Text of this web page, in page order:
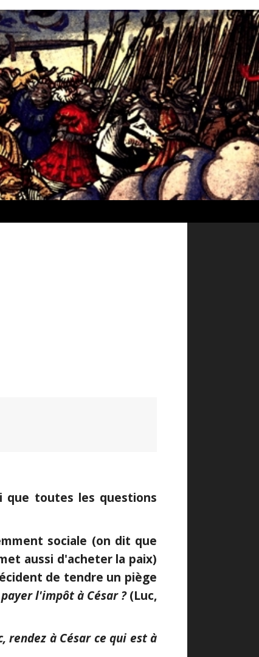
que toutes les questions
sociale (on dit que
aussi d'acheter la paix)
de tendre un piège
l'impôt à César ?(Luc,
rendez à César ce qui est à